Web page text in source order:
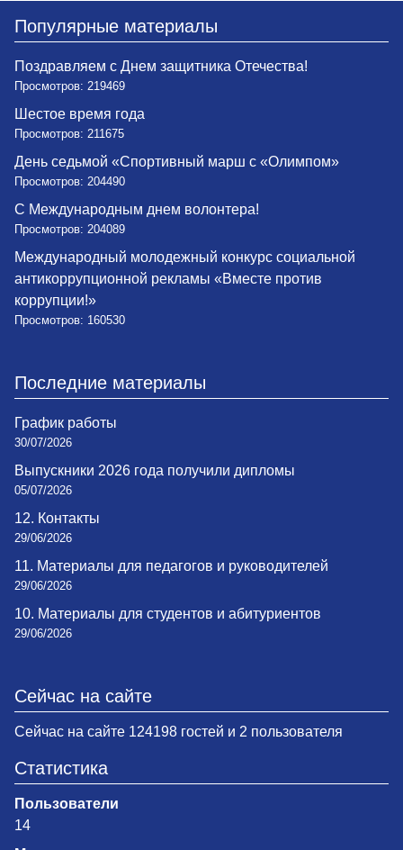
Популярные материалы
Поздравляем с Днем защитника Отечества!
Просмотров: 219469
Шестое время года
Просмотров: 211675
День седьмой «Спортивный марш с «Олимпом»
Просмотров: 204490
С Международным днем волонтера!
Просмотров: 204089
Международный молодежный конкурс социальной
антикоррупционной рекламы «Вместе против
коррупции!»
Просмотров: 160530
Последние материалы
График работы
30/07/2026
Выпускники 2026 года получили дипломы
05/07/2026
12. Контакты
29/06/2026
11. Материалы для педагогов и руководителей
29/06/2026
10. Материалы для студентов и абитуриентов
29/06/2026
Сейчас на сайте
Сейчас на сайте 124198 гостей и 2 пользователя
Статистика
Пользователи
14